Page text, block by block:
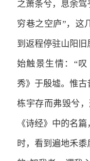
之萧条兮，息余
穷巷之空庐”，这
到返程停驻山阳
始触景生情：“
秀》于殷墟。惟古
栋宇存而弗毁兮
《诗经》中的名
时，看到遍地禾